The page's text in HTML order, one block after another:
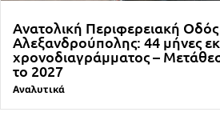
Ανατολική Περιφερειακή Οδός
Αλεξανδρούπολης: 44 μήνες
χρονοδιαγράμματος –
το 2027
Αναλυτικά